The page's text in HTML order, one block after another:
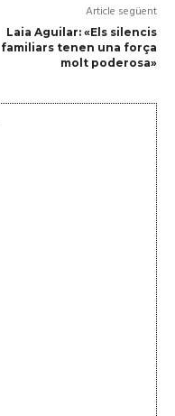
Article següent
Laia Aguilar: «Els silencis
familiars tenen una força
molt poderosa»